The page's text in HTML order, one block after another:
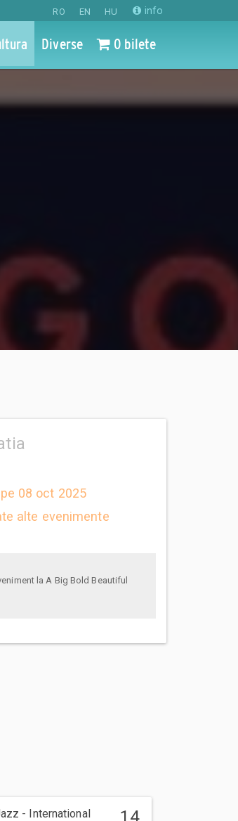
RO EN HU info
Diverse 0 bilete
08 oct 2025
alte evenimente
- International